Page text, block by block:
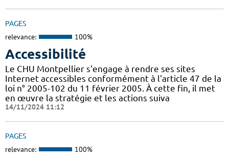
PAGES
relevance: 100%
Accessibilité
Le CHU Montpellier s'engage à rendre ses sites
Internet accessibles conformément à l'article 47 de la
loi n° 2005-102 du 11 février 2005. À cette fin, il met
en œuvre la stratégie et les actions suiva
14/11/2024 11:12
PAGES
relevance: 100%